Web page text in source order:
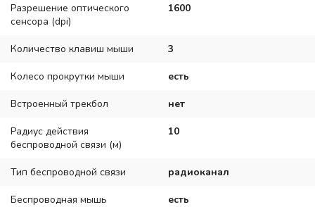
Разрешение оптического
сенсора (dpi)
1600
Количество клавиш мыши 3
Колесо прокрутки мыши есть
Встроенный трекбол нет
Радиус действия
беспроводной связи (м)
10
Тип беспроводной связи радиоканал
Беспроводная мышь есть